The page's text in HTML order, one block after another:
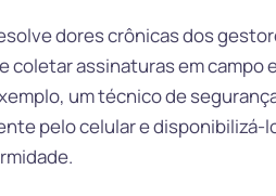
dores crônicas dos
coletar assinaturas em campo
um técnico de
pelo celular e disponibilizá-